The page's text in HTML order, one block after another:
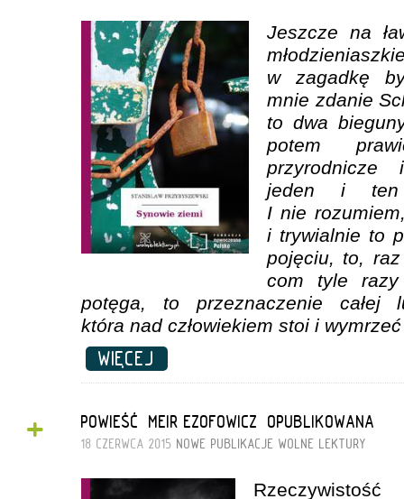
Jeszcze na
w zagadkę
mnie zdanie
to dwa
potem
przyrodnicze
jeden i ten
I nie
i trywialnie to
pojęciu, to,
com tyle razy
potęga, to przeznaczenie
która nad człowiekiem stoi i
WIĘCEJ
+ POWIEŚĆ „MEIR EZOFOWICZ” OPUBLIKOWANA
18 CZERWCA 2015 NOWE PUBLIKACJE WOLNE LEKTURY